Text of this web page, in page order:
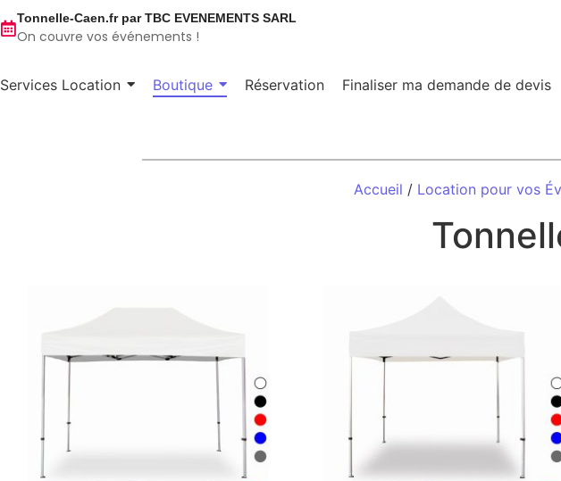
Tonnelle-Caen.fr par TBC EVENEMENTS SARL
On couvre vos événements !
Services Location Boutique Réservation Finaliser ma demande de devis
Accueil / Location pour vos